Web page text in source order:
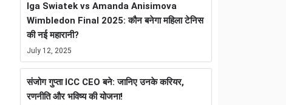
Iga Swiatek vs Amanda Anisimova
Wimbledon Final 2025: कौन बनेगा महिला टेनिस
की नई महारानी?
July 12, 2025
संजोग गुप्ता ICC CEO बने: जानिए उनके करियर,
रणनीति और भविष्य की योजना!